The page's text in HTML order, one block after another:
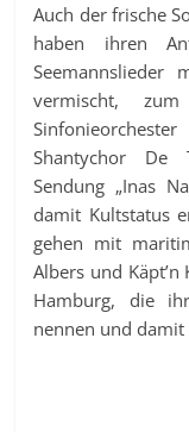
Auch der frische
haben ihren
Seemannslieder
vermischt,
Shantychor De
Sendung „Inas
damit Kultstatus
gehen mit
Albers und
Hamburg, die
nennen und damit